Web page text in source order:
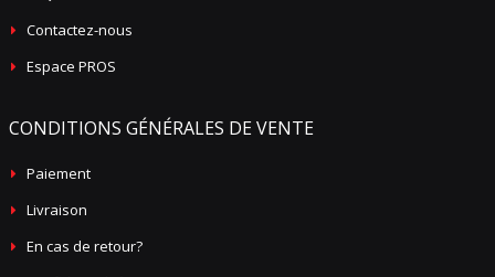
Contactez-nous
Espace PROS
CONDITIONS GÉNÉRALES DE VENTE
Paiement
Livraison
En cas de retour?